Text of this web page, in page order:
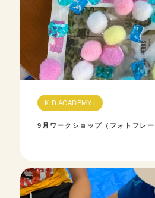
KID ACADEMY+
9月ワークショップ（フォトフレ